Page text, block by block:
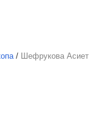
/ Шефрукова Асиет